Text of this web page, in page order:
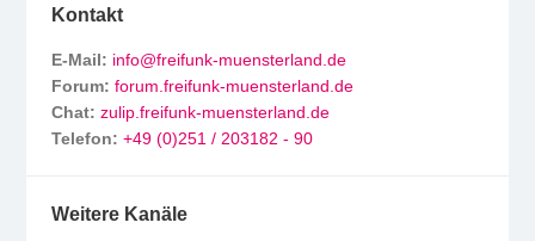
Kontakt
E-Mail: info@freifunk-muensterland.de
Forum: forum.freifunk-muensterland.de
Chat: zulip.freifunk-muensterland.de
Telefon: +49 (0)251 / 203182 - 90
Weitere Kanäle